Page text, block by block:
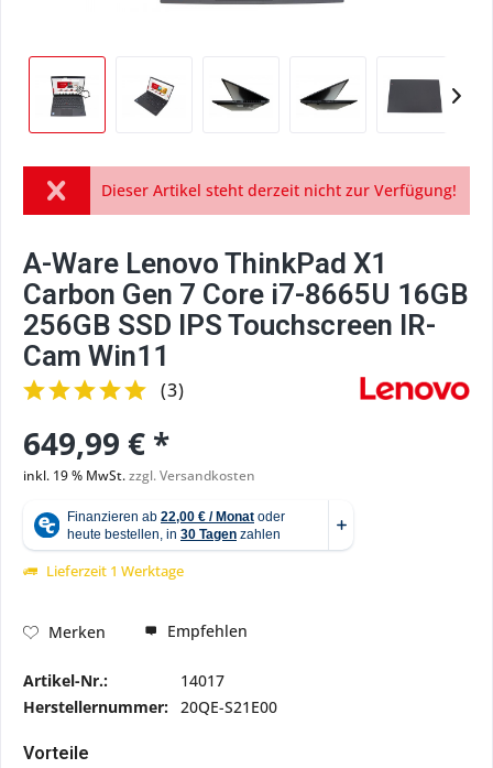
Dieser Artikel steht derzeit nicht zur Verfügung!
A-Ware Lenovo ThinkPad X1
Carbon Gen 7 Core i7-8665U 16GB
256GB SSD IPS Touchscreen IR-
Cam Win11
(3)
649,99 € *
inkl. 19 % MwSt.zzgl. Versandkosten
Lieferzeit 1 Werktage
Merken Empfehlen
Artikel-Nr.:
14017
Herstellernummer: 20QE-S21E00
Vorteile